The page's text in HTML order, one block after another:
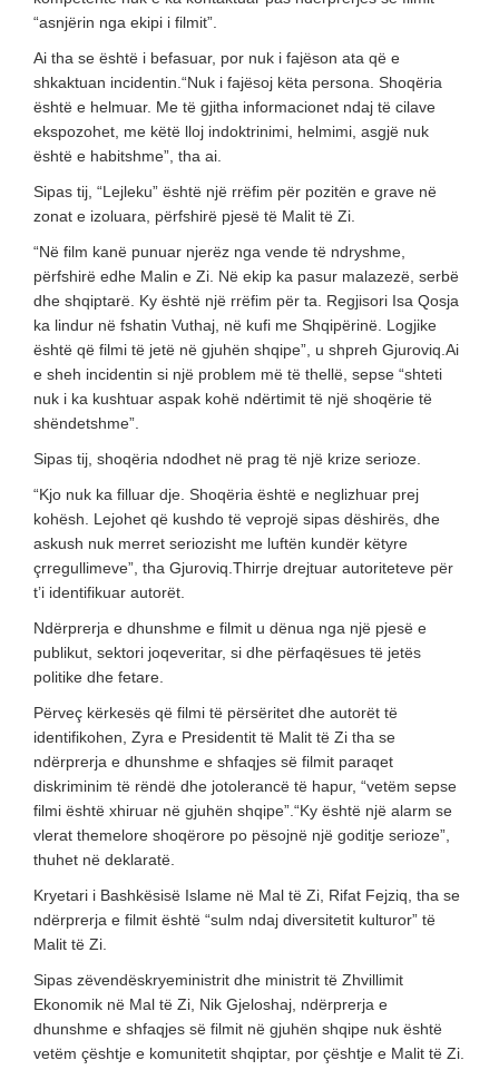
“asnjërin nga ekipi i filmit”.
Ai tha se është i befasuar, por nuk i fajëson ata që e
shkaktuan incidentin.“Nuk i fajësoj këta persona. Shoqëria
është e helmuar. Me të gjitha informacionet ndaj të cilave
ekspozohet, me këtë lloj indoktrinimi, helmimi, asgjë nuk
është e habitshme”, tha ai.
Sipas tij, “Lejleku” është një rrëfim për pozitën e grave në
zonat e izoluara, përfshirë pjesë të Malit të Zi.
“Në film kanë punuar njerëz nga vende të ndryshme,
përfshirë edhe Malin e Zi. Në ekip ka pasur malazezë, serbë
dhe shqiptarë. Ky është një rrëfim për ta. Regjisori Isa Qosja
ka lindur në fshatin Vuthaj, në kufi me Shqipërinë. Logjike
është që filmi të jetë në gjuhën shqipe”, u shpreh Gjuroviq.Ai
e sheh incidentin si një problem më të thellë, sepse “shteti
nuk i ka kushtuar aspak kohë ndërtimit të një shoqërie të
shëndetshme”.
Sipas tij, shoqëria ndodhet në prag të një krize serioze.
“Kjo nuk ka filluar dje. Shoqëria është e neglizhuar prej
kohësh. Lejohet që kushdo të veprojë sipas dëshirës, dhe
askush nuk merret seriozisht me luftën kundër këtyre
çrregullimeve”, tha Gjuroviq.Thirrje drejtuar autoriteteve për
t’i identifikuar autorët.
Ndërprerja e dhunshme e filmit u dënua nga një pjesë e
publikut, sektori joqeveritar, si dhe përfaqësues të jetës
politike dhe fetare.
Përveç kërkesës që filmi të përsëritet dhe autorët të
identifikohen, Zyra e Presidentit të Malit të Zi tha se
ndërprerja e dhunshme e shfaqjes së filmit paraqet
diskriminim të rëndë dhe jotolerancë të hapur, “vetëm sepse
filmi është xhiruar në gjuhën shqipe”.“Ky është një alarm se
vlerat themelore shoqërore po pësojnë një goditje serioze”,
thuhet në deklaratë.
Kryetari i Bashkësisë Islame në Mal të Zi, Rifat Fejziq, tha se
ndërprerja e filmit është “sulm ndaj diversitetit kulturor” të
Malit të Zi.
Sipas zëvendëskryeministrit dhe ministrit të Zhvillimit
Ekonomik në Mal të Zi, Nik Gjeloshaj, ndërprerja e
dhunshme e shfaqjes së filmit në gjuhën shqipe nuk është
vetëm çështje e komunitetit shqiptar, por çështje e Malit të Zi.